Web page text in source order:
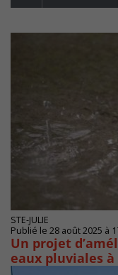
STE-JULIE
Publié le 28 août 2025 à
Un projet
eaux pluviales à